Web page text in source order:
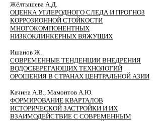
Жёлтышева А.Д.
ОЦЕНКА УГЛЕРОДНОГО СЛЕДА И ПРОГНОЗ
КОРРОЗИОННОЙ СТОЙКОСТИ
МНОГОКОМПОНЕНТНЫХ
НИЗКОКЛИНКЕРНЫХ ВЯЖУЩИХ
Ишанов Ж.
СОВРЕМЕННЫЕ ТЕНДЕНЦИИ ВНЕДРЕНИЯ
ВОДОСБЕРЕГАЮЩИХ ТЕХНОЛОГИЙ
ОРОШЕНИЯ В СТРАНАХ ЦЕНТРАЛЬНОЙ АЗИИ
Качина А.В., Мамонтов А.Ю.
ФОРМИРОВАНИЕ КВАРТАЛОВ
ИСТОРИЧЕСКОЙ ЗАСТРОЙКИ И ИХ
ВЗАИМОДЕЙСТВИЕ С СОВРЕМЕННЫМ